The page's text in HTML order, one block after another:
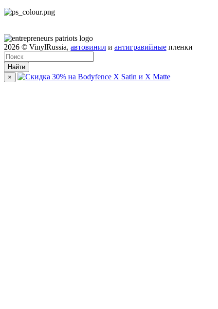
2026 © VinylRussia, автовинил и антигравийные пленки
Найти
×